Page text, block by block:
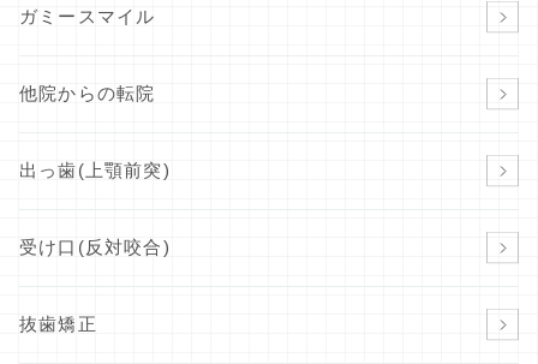
ガミースマイル
他院からの転院
出っ歯(上顎前突)
受け口(反対咬合)
抜歯矯正